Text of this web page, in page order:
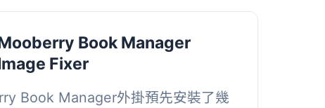
Book Manager
Fixer
Book Manager外掛預先安裝了幾